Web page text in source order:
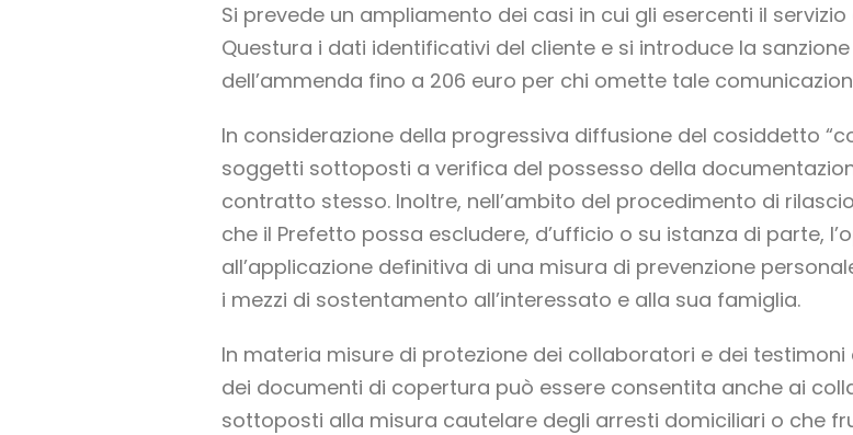
Si prevede un ampliamento dei casi in cui gli esercenti il
Questura i dati identificativi del cliente e si introduce la
dell’ammenda fino a 206 euro per chi omette tale
In considerazione della progressiva diffusione del cosiddetto
soggetti sottoposti a verifica del possesso della
contratto stesso. Inoltre, nell’ambito del procedimento di
che il Prefetto possa escludere, d’ufficio o su istanza di parte,
all’applicazione definitiva di una misura di prevenzione
i mezzi di sostentamento all’interessato e alla sua famiglia.
In materia misure di protezione dei collaboratori e dei testimoni
dei documenti di copertura può essere consentita anche ai
sottoposti alla misura cautelare degli arresti domiciliari o che